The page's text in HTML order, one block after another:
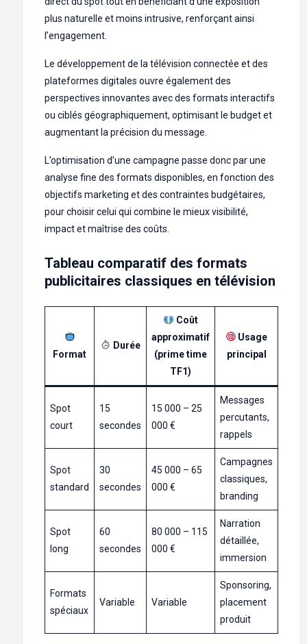
plus naturelle et moins intrusive, renforçant ainsi
l’engagement.
Le développement de la télévision connectée et des
plateformes digitales ouvre également des
perspectives innovantes avec des formats interactifs
ou ciblés géographiquement, optimisant le budget et
augmentant la précision du message.
L’optimisation d’une campagne passe donc par une
analyse fine des formats disponibles, en fonction des
objectifs marketing et des contraintes budgétaires,
pour choisir celui qui combine le mieux visibilité,
impact et maîtrise des coûts.
Tableau comparatif des formats
publicitaires classiques en télévision
Format
Durée
Coût
approximatif
(prime time
TF1)
Usage
principal
Spot
court
15
secondes
15 000 – 25
000 €
Messages
percutants,
rappels
Spot
standard
30
secondes
45 000 – 65
000 €
Campagnes
classiques,
branding
Spot
long
60
secondes
80 000 – 115
000 €
Narration
détaillée,
immersion
Formats
spéciaux
Variable Variable
Sponsoring,
placement
produit